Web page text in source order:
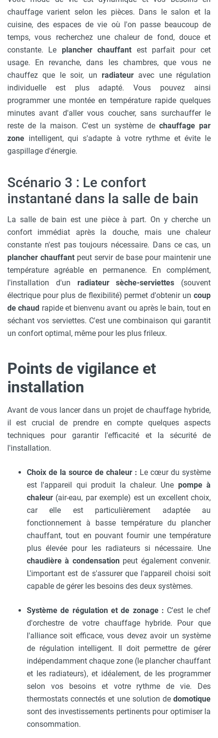
chauffage varient selon les pièces. Dans le salon et la
cuisine, des espaces de vie où l'on passe beaucoup de
temps, vous recherchez une chaleur de fond, douce et
constante. Le plancher chauffant est parfait pour cet
usage. En revanche, dans les chambres, que vous ne
chauffez que le soir, un radiateuravec une régulation
individuelle est plus adapté. Vous pouvez ainsi
programmer une montée en température rapide quelques
minutes avant d'aller vous coucher, sans surchauffer le
reste de la maison. C'est un système dechauffage par
zone intelligent, qui s'adapte à votre rythme et évite le
gaspillage d'énergie.
Scénario 3 : Le confort
instantané dans la salle de bain
La salle de bain est une pièce à part. On y cherche un
confort immédiat après la douche, mais une chaleur
constante n'est pas toujours nécessaire. Dans ce cas, un
plancher chauffant peut servir de base pour maintenir une
température agréable en permanence. En complément,
l'installation d'un radiateur sèche-serviettes (souvent
électrique pour plus de flexibilité) permet d'obtenir un coup
de chaud rapide et bienvenu avant ou après le bain, tout en
séchant vos serviettes. C'est une combinaison qui garantit
un confort optimal, même pour les plus frileux.
Points de vigilance et
installation
Avant de vous lancer dans un projet de chauffage hybride,
il est crucial de prendre en compte quelques aspects
techniques pour garantir l'efficacité et la sécurité de
l'installation.
Choix de la source de chaleur : Le cœur du système
est l'appareil qui produit la chaleur. Une pompe à
chaleur (air-eau, par exemple) est un excellent choix,
car elle est particulièrement adaptée au
fonctionnement à basse température du plancher
chauffant, tout en pouvant fournir une température
plus élevée pour les radiateurs si nécessaire. Une
chaudière à condensationpeut également convenir.
L'important est de s'assurer que l'appareil choisi soit
capable de gérer les besoins des deux systèmes.
Système de régulation et de zonage : C'est le chef
d'orchestre de votre chauffage hybride. Pour que
l'alliance soit efficace, vous devez avoir un système
de régulation intelligent. Il doit permettre de gérer
indépendamment chaque zone (le plancher chauffant
et les radiateurs), et idéalement, de les programmer
selon vos besoins et votre rythme de vie. Des
thermostats connectés et une solution de domotique
sont des investissements pertinents pour optimiser la
consommation.